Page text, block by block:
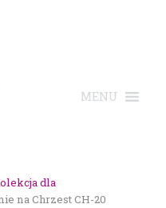
dla
na Chrzest CH-20